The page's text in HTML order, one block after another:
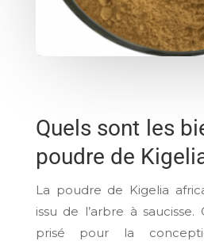
Quels sont les
poudre de
La poudre de Kigelia
issu de l’arbre à saucisse.
prisé pour la